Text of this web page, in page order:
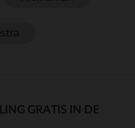
GRATIS IN DE